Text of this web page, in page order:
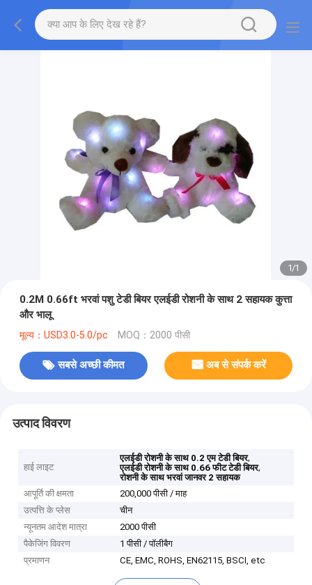
1/1
0.2M 0.66ft भरवां पशु टेडी बियर एलईडी रोशनी के साथ 2 सहायक कुत्ता
और भालू
मूल्य：USD3.0-5.0/pc MOQ：2000 पीसी
सबसे अच्छी कीमत अब से संपर्क करें
उत्पाद विवरण
हाई लाइट
एलईडी रोशनी के साथ 0.2 एम टेडी बियर,
एलईडी रोशनी के साथ 0.66 फीट टेडी बियर,
रोशनी के साथ भरवां जानवर 2 सहायक
आपूर्ति की क्षमता
200,000 पीसी / माह
उत्पत्ति के प्लेस
चीन
न्यूनतम आदेश मात्रा
2000 पीसी
पैकेजिंग विवरण
1 पीसी / पॉलीबैग
प्रमाणन
CE, EMC, ROHS, EN62115, BSCI, etc